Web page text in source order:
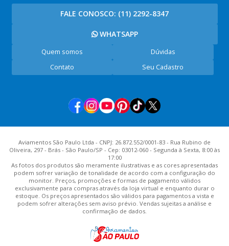
FALE CONOSCO: (11) 2292-8347
WHATSAPP
Quem somos
Dúvidas
Contato
Seu Cadastro
Aviamentos São Paulo Ltda - CNPJ: 26.872.552/0001-83 - Rua Rubino de
Oliveira, 297 - Brás - São Paulo/SP - Cep: 03012-060 - Segunda à Sexta, 8:00 às
17:00
As fotos dos produtos são meramente ilustrativas e as cores apresentadas
podem sofrer variação de tonalidade de acordo com a configuração do
monitor. Preços, promoções e formas de pagamento válidos
exclusivamente para compras através da loja virtual e enquanto durar o
estoque. Os preços apresentados são válidos para pagamentos a vista e
podem sofrer alterações sem aviso prévio. Vendas sujeitas a análise e
confirmação de dados.